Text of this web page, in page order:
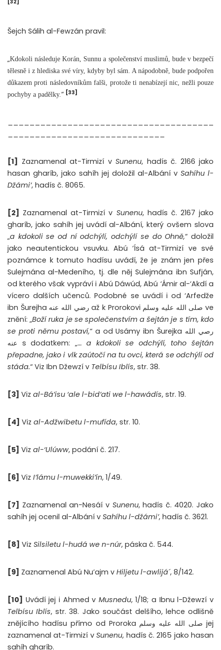
[32]
Šejch Sálih al-Fewzán pravil:
„Kdokoli následuje Korán, Sunnu a společenství muslimů, bude v bezpečí
tělesně i z hlediska své víry, kdyby byl sám. A nápodobně, bude podpořen
důkazem proti následovníkům falši, protože ti nenabízejí nic, nežli pouze
pochyby a padělky.“ [33]
[1] Zaznamenal at-Tirmizí v Sunenu, hadís č. 2166 jako
hasan gharíb, jako sahíh jej doložil al-Albání v Sahíhu l-
Džámi’, hadís č. 8065.
[2] Zaznamenal at-Tirmizí v Sunenu, hadís č. 2167 jako
gharíb, jako sahíh jej uvádí al-Albání, který ovšem slova
„a kdokoli se od ní odchýlí, odchýlí se do Ohně,“ doložil
jako neautentickou vsuvku. Abú ‘Ísá at-Tirmizí ve své
poznámce k tomuto hadísu uvádí, že je znám jen přes
Sulejmána al-Medeního, tj. dle něj Sulejmána ibn Sufján,
od kterého však vypráví i Abú Dáwúd, Abú ‘Ámir al-‘Akdí a
vícero dalších učenců. Podobné se uvádí i od ‘Arfedže
ibn Šurejha رضي الله عنه až k Prorokovi صلى الله عليه وسلم ve
znění: „Boží ruka je se společenstvím a šejtán je s tím, kdo
se proti němu postaví,“ a od Usámy ibn Šurejka رصي الله
عنه s dodatkem: „... a kdokoli se odchýlí, toho šejtán
přepadne, jako i vlk zaútočí na tu ovci, která se odchýlí od
stáda.“ Viz Ibn Džewzí v Telbísu Iblís, str. 38.
[3] Viz al-Bá’isu ‘ale l-bid’ati we l-hawádís, str. 19.
[4] Viz al-Adžwibetu l-mufída, str. 10.
[5] Viz al-‘Ulúww, podání č. 217.
[6] Viz I’lámu l-muwekki’ín, 1/49.
[7] Zaznamenal an-Nesáí v Sunenu, hadís č. 4020. Jako
sahíh jej ocenil al-Albání v Sahíhu l-džámi’, hadís č. 3621.
[8] Viz Silsiletu l-hudá we n-núr, páska č. 544.
[9] Zaznamenal Abú Nu’ajm v Hiljetu l-awlijá´, 8/142.
[10] Uvádí jej i Ahmed v Musnedu, 1/18; a Ibnu l-Džewzí v
Telbísu Iblís, str. 38. Jako součást delšího, lehce odlišně
znějícího hadísu přímo od Proroka صلى الله عليه وسلم jej
zaznamenal at-Tirmizí vSunenu, hadís č. 2165 jako hasan
sahíh gharíb.